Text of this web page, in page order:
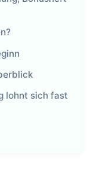
lohnt sich fast